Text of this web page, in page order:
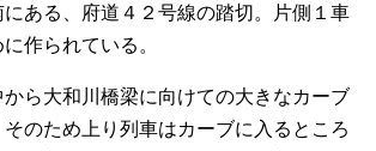
ある、府道４２号線の踏切。片側１車
作られている。
ら大和川橋梁に向けての大きなカーブ
のため上り列車はカーブに入るところ